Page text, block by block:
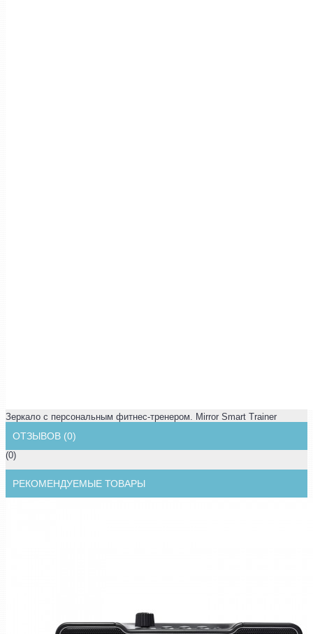
Зеркало с персональным фитнес-тренером. Mirror Smart Trainer
ОТЗЫВОВ (0)
(0)
РЕКОМЕНДУЕМЫЕ ТОВАРЫ